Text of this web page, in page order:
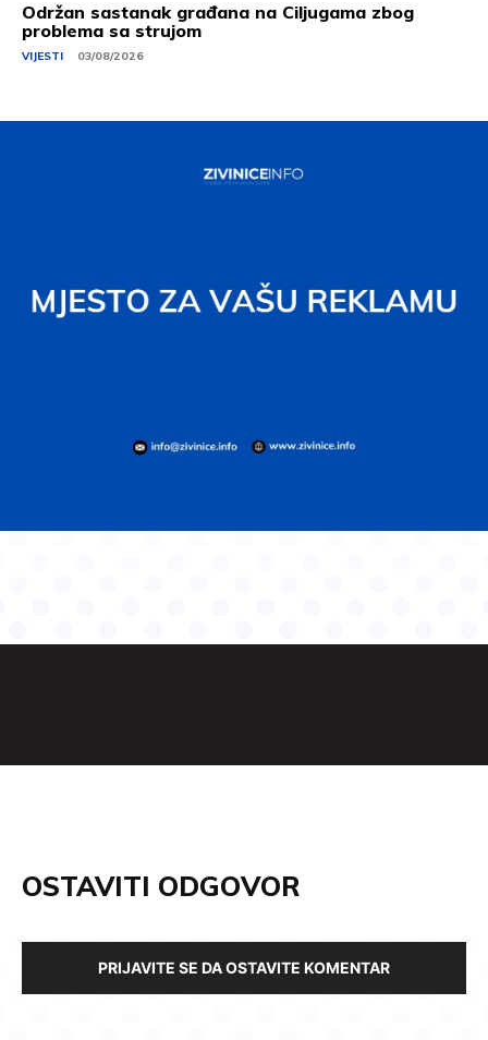
Održan sastanak građana na Ciljugama zbog
problema sa strujom
VIJESTI 03/08/2026
OSTAVITI ODGOVOR
PRIJAVITE SE DA OSTAVITE KOMENTAR